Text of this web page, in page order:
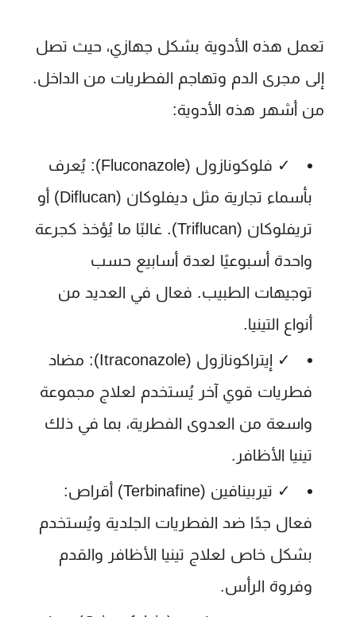
تعمل هذه الأدوية بشكل جهازي، حيث تصل
إلى مجرى الدم وتهاجم الفطريات من الداخل.
من أشهر هذه الأدوية:
✓ فلوكونازول (Fluconazole):
يُعرف
بأسماء تجارية مثل ديفلوكان (Diflucan) أو
تريفلوكان (Triflucan). غالبًا ما يُؤخذ كجرعة
واحدة أسبوعيًا لعدة أسابيع حسب
توجيهات الطبيب. فعال في العديد من
أنواع التينيا.
✓ إيتراكونازول (Itraconazole):
مضاد
فطريات قوي آخر يُستخدم لعلاج مجموعة
واسعة من العدوى الفطرية، بما في ذلك
تينيا الأظافر.
✓ تيربينافين (Terbinafine) أقراص:
فعال جدًا ضد الفطريات الجلدية ويُستخدم
بشكل خاص لعلاج تينيا الأظافر والقدم
وفروة الرأس.